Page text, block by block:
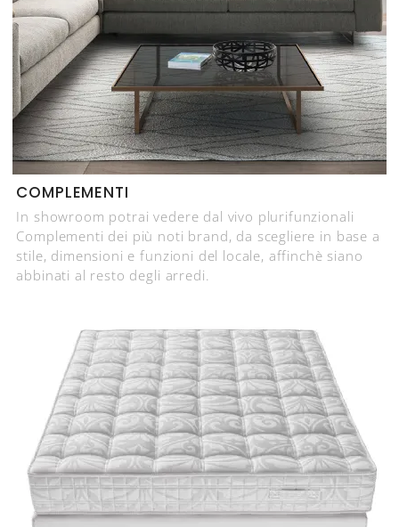
COMPLEMENTI
In showroom potrai vedere dal vivo plurifunzionali
Complementi dei più noti brand, da scegliere in base a
stile, dimensioni e funzioni del locale, affinchè siano
abbinati al resto degli arredi.